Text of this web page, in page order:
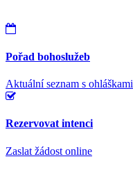
Pořad bohoslužeb
Aktuální seznam s ohláškami
Rezervovat intenci
Zaslat žádost online